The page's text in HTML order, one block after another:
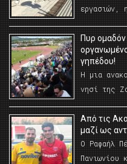
εργασιών,
Πυρ
γηπέδου!
Η μια
νησί της
Από τις
μαζί ως
Ο Ραφαήλ
Πανιωνίου